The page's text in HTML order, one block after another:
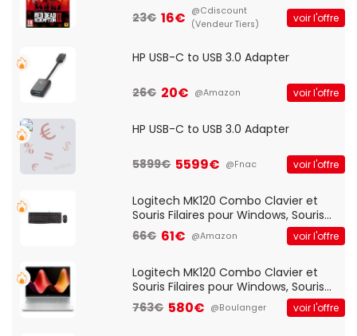
23€ 16€ @Cdiscount
(Vendeur Tiers)
voir l'offre
HP USB-C to USB 3.0 Adapter
26€ 20€ @Amazon voir l'offre
HP USB-C to USB 3.0 Adapter
5899€ 5599€ @Fnac voir l'offre
Logitech MK120 Combo Clavier et
Souris Filaires pour Windows, Souris
Optique Filaire, Connexion USB Plug
And Play, Confortable, Taille
QWERTY UK - Noir
66€ 61€ @Amazon voir l'offre
Logitech MK120 Combo Clavier et
Souris Filaires pour Windows, Souris
Optique Filaire, Connexion USB Plug
And Play, Confortable, Taille
763€ 580€ @Boulanger voir l'offre